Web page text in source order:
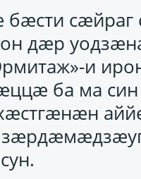
бæсти
дæр
и
ба ма